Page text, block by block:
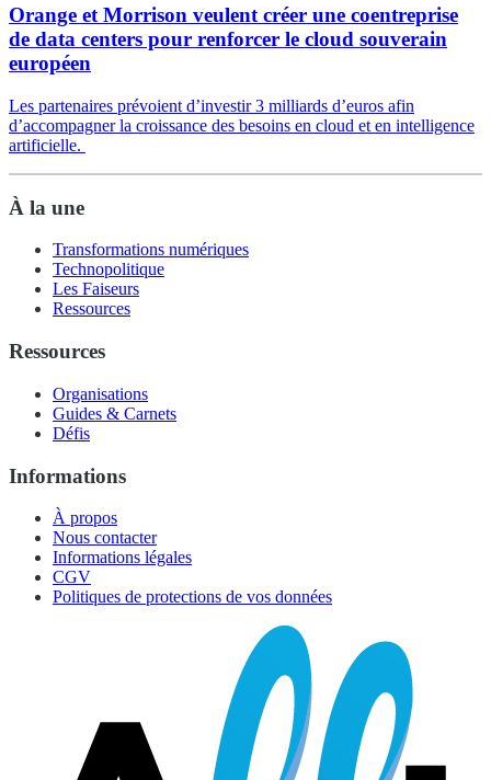
Orange et Morrison veulent créer une coentreprise
de data centers pour renforcer le cloud souverain
européen
Les partenaires prévoient d’investir 3 milliards d’euros afin
d’accompagner la croissance des besoins en cloud et en intelligence
artificielle.
À la une
Transformations numériques
Technopolitique
Les Faiseurs
Ressources
Ressources
Organisations
Guides & Carnets
Défis
Informations
À propos
Nous contacter
Informations légales
CGV
Politiques de protections de vos données